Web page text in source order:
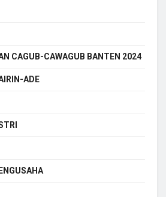
CAGUB-CAWAGUB BANTEN 2024
ADE